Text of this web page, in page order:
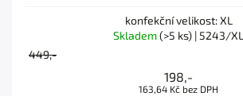
konfekční velikost: XL
Skladem(>5 ks) | 5243/XL
449,-
198,-
163,64 Kč bez DPH